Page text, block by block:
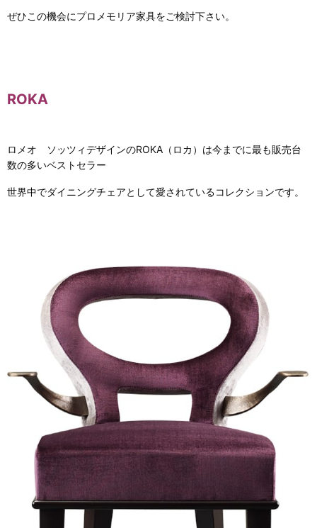
ぜひこの機会にプロメモリア家具をご検討下さい。
ROKA
ロメオ ソッツィデザインのROKA（ロカ）は今までに最も販売台
数の多いベストセラー
世界中でダイニングチェアとして愛されているコレクションです。